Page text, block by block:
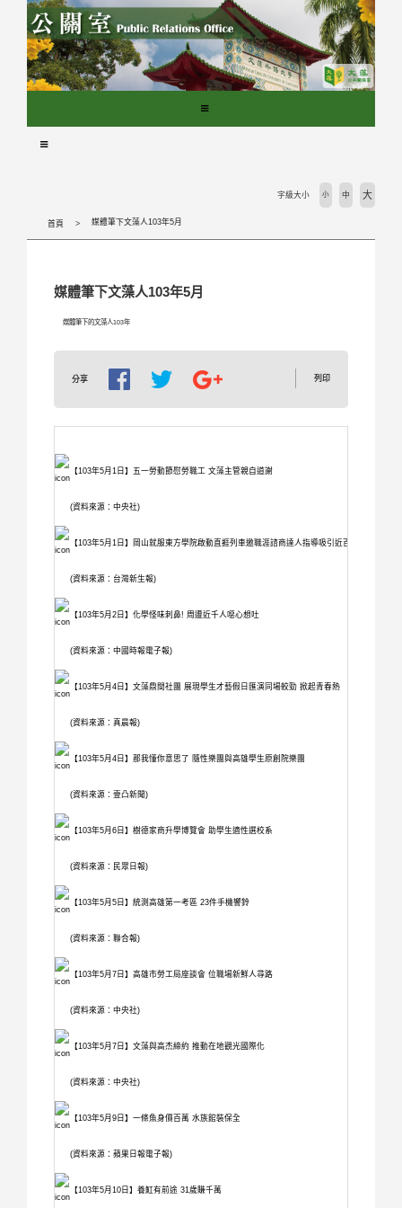
首頁 媒體筆下文藻人103年5月
字級大小 小 中 大
媒體筆下文藻人103年5月
媒體筆下的文藻人103年
分享 列印
【103年5月1日】五一勞動節慰勞職工 文藻主管親自道謝
(資料來源：中央社)
【103年5月1日】岡山就服東方學院啟動直捱列車邀職涯諮商達人指導吸引近百師生參與
(資料來源：台灣新生報)
【103年5月2日】化學怪味刺鼻! 周遭近千人噁心想吐
(資料來源：中國時報電子報)
【103年5月4日】文藻鼎間社團 展現學生才藝假日匯演同場較勁 掀起青春熱
(資料來源：真晨報)
【103年5月4日】那我懂你意思了 隨性樂團與高雄學生原創院樂團
(資料來源：壹凸新聞)
【103年5月6日】樹德家商升學博覽會 助學生適性選校系
(資料來源：民眾日報)
【103年5月5日】統測高雄第一考區 23件手機響鈴
(資料來源：聯合報)
【103年5月7日】高雄市勞工局座談會 位職場新鮮人尋路
(資料來源：中央社)
【103年5月7日】文藻與高杰締約 推動在地觀光國際化
(資料來源：中央社)
【103年5月9日】一條魚身價百萬 水族館裝保全
(資料來源：蘋果日報電子報)
【103年5月10日】養魟有前途 31歲賺千萬